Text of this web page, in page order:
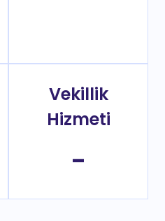
Vekillik
Hizmeti
-